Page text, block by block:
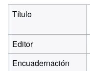
Título
Editor
Encuadernación